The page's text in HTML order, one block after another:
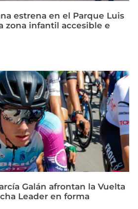
estrena en el Parque Luis
zona infantil accesible e
Galán afrontan la Vuelta
Leader en forma